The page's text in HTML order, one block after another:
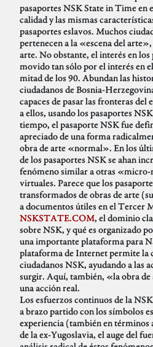
pasaportes NSK State in Time en
calidad y las mismas
pasaportes eslavos. Muchos
pertenecen a la «escena del
arte. No obstante, el interés en los
movido tan sólo por el interés en
mitad de los 90. Abundan las
ciudadanos de Bosnia-
capaces de pasar las fronteras del
a ellos, usando los pasaportes
tiempo, el pasaporte NSK fue
apreciado de una forma
obra de arte «normal». En los
de los pasaportes NSK se ahan
fenómeno similar a otras «micro-
virtuales. Parece que los
transformados de obras de arte
a documentos útiles en el Tercer
NSKSTATE.COM, el dominio
sobre NSK, y qué es organizado
una importante plataforma para
plataforma de Internet permite la
ciudadanos NSK, ayudando a las
surgir. Aquí, también, «la obra
una acción real.
Los esfuerzos continuos de la
a brazo partido con los símbolos
experiencia (también en
de la ex-Yugoslavia, el auge del